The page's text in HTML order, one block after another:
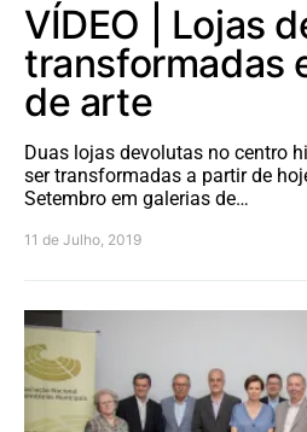
VÍDEO | Lojas
transformadas
de arte
Duas lojas devolutas no centro
ser transformadas a partir de
Setembro em galerias de…
11 de Julho, 2019